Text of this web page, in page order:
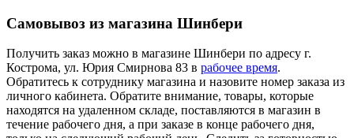
Самовывоз из магазина Шинбери
Получить заказ можно в магазине Шинбери по адресу г.
Кострома, ул. Юрия Смирнова 83 в рабочее время.
Обратитесь к сотруднику магазина и назовите номер заказа из
личного кабинета. Обратите внимание, товары, которые
находятся на удаленном складе, поставляются в магазин в
течение рабочего дня, а при заказе в конце рабочего дня,